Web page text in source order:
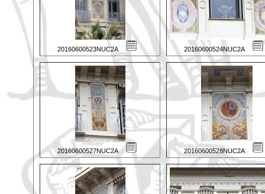
20160600523NUC2A 20160600524NUC2A
20160600527NUC2A 20160600528NUC2A